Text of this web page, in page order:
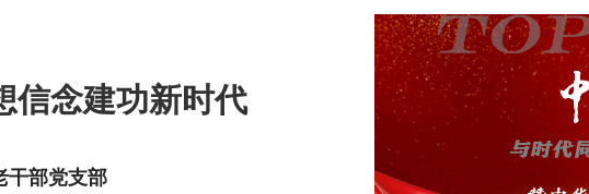
信念建功新时代
部党支部